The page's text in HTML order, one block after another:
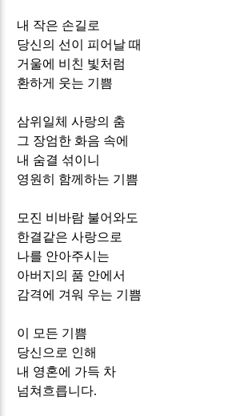
내 작은 손길로
당신의 선이 피어날 때
거울에 비친 빛처럼
환하게 웃는 기쁨
삼위일체 사랑의 춤
그 장엄한 화음 속에
내 숨결 섞이니
영원히 함께하는 기쁨
모진 비바람 불어와도
한결같은 사랑으로
나를 안아주시는
아버지의 품 안에서
감격에 겨워 우는 기쁨
이 모든 기쁨
당신으로 인해
내 영혼에 가득 차
넘쳐흐릅니다.